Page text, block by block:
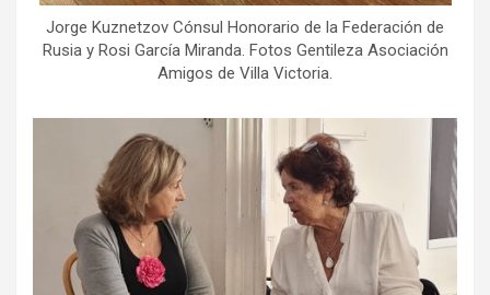
Jorge Kuznetzov Cónsul Honorario de la Federación de
Rusia y Rosi García Miranda. Fotos Gentileza Asociación
Amigos de Villa Victoria.